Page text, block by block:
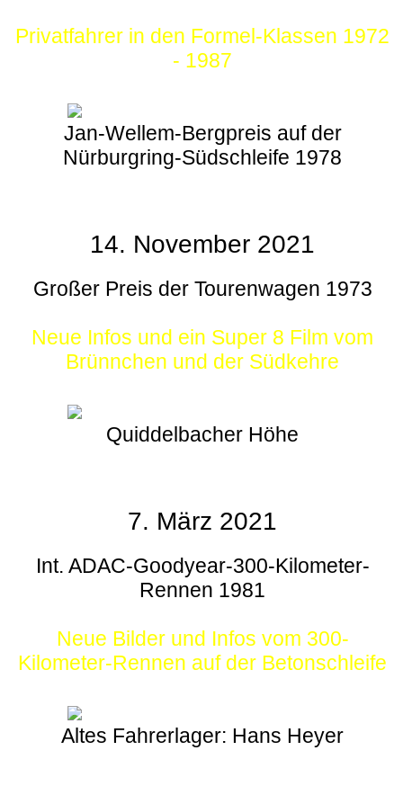
Privatfahrer in den Formel-Klassen 1972
- 1987
Jan-Wellem-Bergpreis auf der
Nürburgring-Südschleife 1978
14. November 2021
Großer Preis der Tourenwagen 1973
Neue Infos und ein Super 8 Film vom
Brünnchen und der Südkehre
Quiddelbacher Höhe
7. März 2021
Int. ADAC-Goodyear-300-Kilometer-
Rennen 1981
Neue Bilder und Infos vom 300-
Kilometer-Rennen auf der Betonschleife
Altes Fahrerlager: Hans Heyer